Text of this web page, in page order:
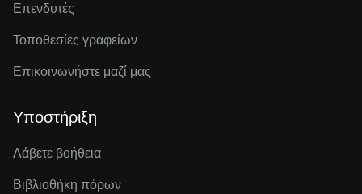
Επενδυτές
Τοποθεσίες γραφείων
Επικοινωνήστε μαζί μας
Υποστήριξη
Λάβετε βοήθεια
Βιβλιοθήκη πόρων